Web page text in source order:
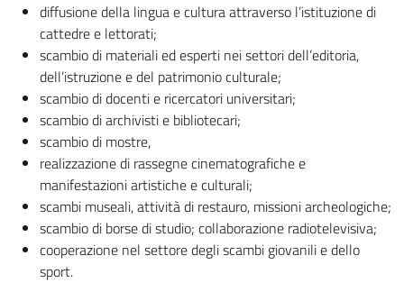
diffusione della lingua e cultura attraverso l’istituzione di
cattedre e lettorati;
scambio di materiali ed esperti nei settori dell’editoria,
dell’istruzione e del patrimonio culturale;
scambio di docenti e ricercatori universitari;
scambio di archivisti e bibliotecari;
scambio di mostre,
realizzazione di rassegne cinematografiche e
manifestazioni artistiche e culturali;
scambi museali, attività di restauro, missioni archeologiche;
scambio di borse di studio; collaborazione radiotelevisiva;
cooperazione nel settore degli scambi giovanili e dello
sport.